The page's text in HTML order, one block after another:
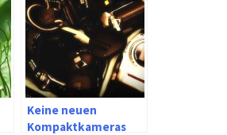
Keine neuen
Kompaktkameras